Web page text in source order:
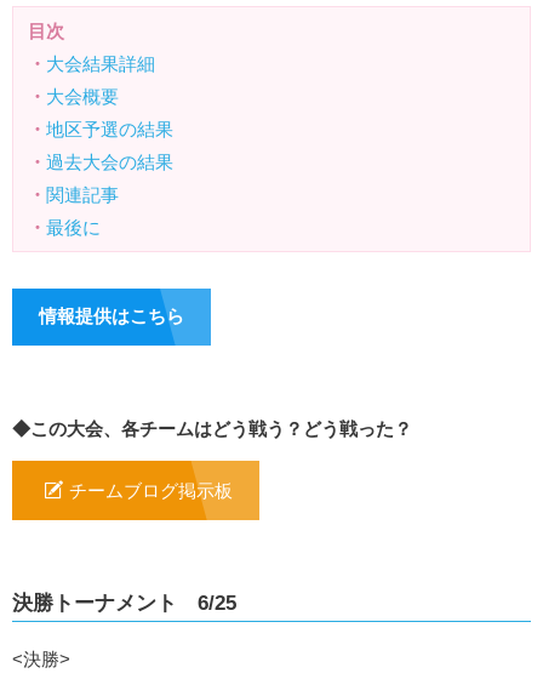
目次
・ 大会結果詳細
・ 大会概要
・ 地区予選の結果
・ 過去大会の結果
・ 関連記事
・ 最後に
情報提供はこちら
◆この大会、各チームはどう戦う？どう戦った？
チームブログ掲示板
決勝トーナメント 6/25
<決勝>